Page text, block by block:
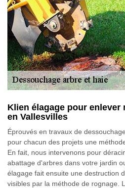
Klien élagage pour enlever
en Vallesvilles
Éprouvés en travaux de
pour chacun des projets une
En fait, nous intervenons pour
abattage d'arbres dans votre jardin
élagage fait ensuite une destruction
visibles par la méthode de rognage.